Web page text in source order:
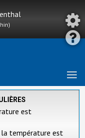
est
la température est